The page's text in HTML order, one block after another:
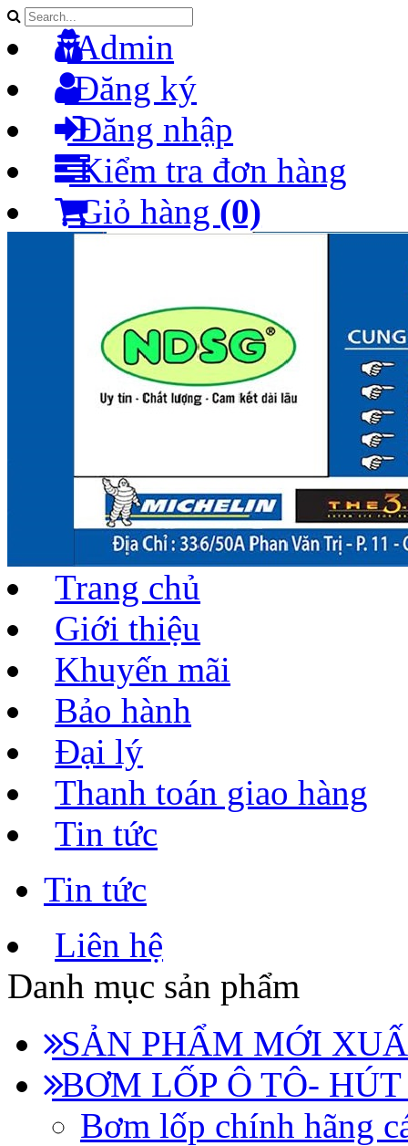
Admin
Đăng ký
Đăng nhập
Kiểm tra đơn hàng
Giỏ hàng (0)
Trang chủ
Giới thiệu
Khuyến mãi
Bảo hành
Đại lý
Thanh toán giao hàng
Tin tức
Tin tức
Liên hệ
Danh mục sản phẩm
SẢN PHẨM MỚI
BƠM LỐP Ô TÔ-
Bơm lốp chính hãng